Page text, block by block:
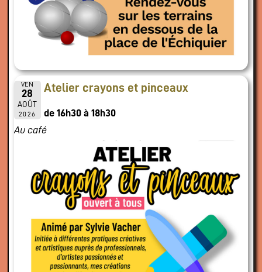
VEN
28
AOÛT
2026
Atelier crayons et pinceaux
de 16h30 à 18h30
Au café